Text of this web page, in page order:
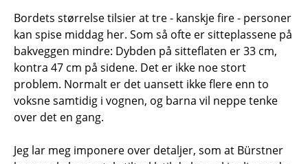
Bordets størrelse tilsier at tre - kanskje fire - personer
kan spise middag her. Som så ofte er sitteplassene på
bakveggen mindre: Dybden på sitteflaten er 33 cm,
kontra 47 cm på sidene. Det er ikke noe stort
problem. Normalt er det uansett ikke flere enn to
voksne samtidig i vognen, og barna vil neppe tenke
over det en gang.
Jeg lar meg imponere over detaljer, som at Bürstner